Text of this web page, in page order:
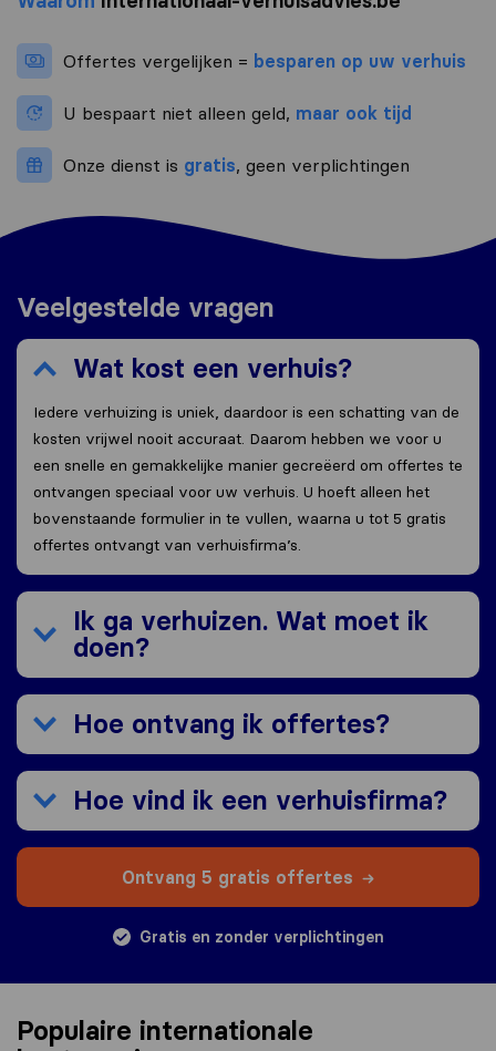
Offertes vergelijken = besparen op uw verhuis
U bespaart niet alleen geld, maar ook tijd
Onze dienst is gratis, geen verplichtingen
Veelgestelde vragen
Wat kost een verhuis?
Iedere verhuizing is uniek, daardoor is een schatting van de
kosten vrijwel nooit accuraat. Daarom hebben we voor u
een snelle en gemakkelijke manier gecreëerd om offertes te
ontvangen speciaal voor uw verhuis. U hoeft alleen het
bovenstaande formulier in te vullen, waarna u tot 5 gratis
offertes ontvangt van verhuisfirma’s.
Ik ga verhuizen. Wat moet ik
doen?
Hoe ontvang ik offertes?
Hoe vind ik een verhuisfirma?
Ontvang 5 gratis offertes
Gratis en zonder verplichtingen
Populaire internationale